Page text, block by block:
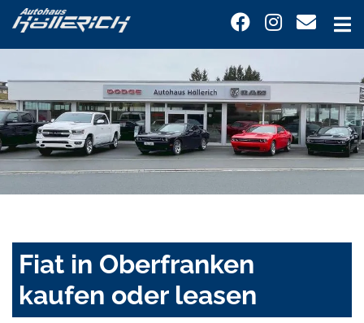
Fiat in Oberfranken
kaufen oder leasen